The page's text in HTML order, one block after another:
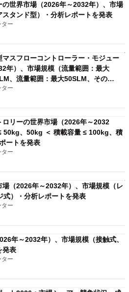
世界市場（2026年～2032年）、市場
タンド型）・分析レポートを発表
ー
スフローコントローラー・モジュー
年）、市場規模（流量範囲：最大
、流量範囲：最大50SLM、その
ー
ロリーの世界市場（2026年～2032
50kg、50kg ＜ 積載容量 ≤ 100kg、積
ートを発表
ー
（2026年～2032年）、市場規模（レ
式）・分析レポートを発表
ー
年～2032年）、市場規模（接触式、
発表
ー